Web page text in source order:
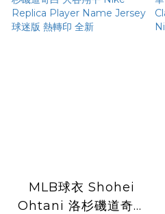
MLB球衣 Shohei
Ohtani 洛杉磯道奇白